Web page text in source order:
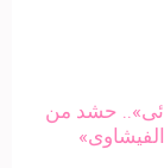
حشد من